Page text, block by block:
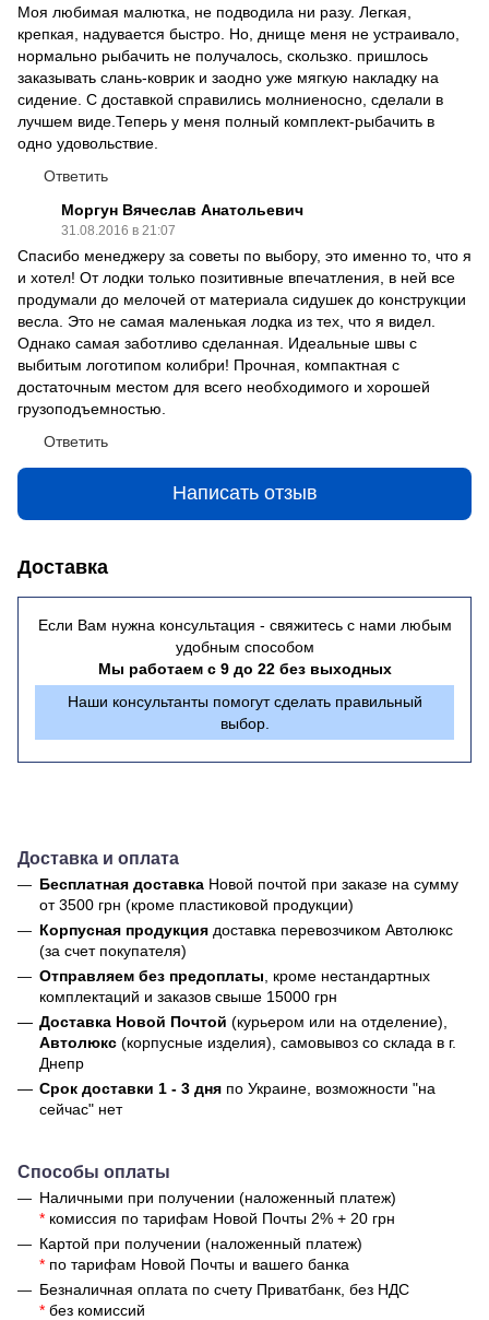
Моя любимая малютка, не подводила ни разу. Легкая,
крепкая, надувается быстро. Но, днище меня не устраивало,
нормально рыбачить не получалось, скользко. пришлось
заказывать слань-коврик и заодно уже мягкую накладку на
сидение. С доставкой справились молниеносно, сделали в
лучшем виде.Теперь у меня полный комплект-рыбачить в
одно удовольствие.
Ответить
Моргун Вячеслав Анатольевич
31.08.2016 в 21:07
Спасибо менеджеру за советы по выбору, это именно то, что я
и хотел! От лодки только позитивные впечатления, в ней все
продумали до мелочей от материала сидушек до конструкции
весла. Это не самая маленькая лодка из тех, что я видел.
Однако самая заботливо сделанная. Идеальные швы с
выбитым логотипом колибри! Прочная, компактная с
достаточным местом для всего необходимого и хорошей
грузоподъемностью.
Ответить
Написать отзыв
Доставка
Если Вам нужна консультация - свяжитесь с нами любым
удобным способом
Мы работаем с 9 до 22 без выходных
Наши консультанты помогут сделать правильный
выбор.
Доставка и оплата
Бесплатная доставка Новой почтой при заказе на сумму
от 3500 грн (кроме пластиковой продукции)
Корпусная продукция доставка перевозчиком Автолюкс
(за счет покупателя)
Отправляем без предоплаты , кроме нестандартных
комплектаций и заказов свыше 15000 грн
Доставка Новой Почтой (курьером или на отделение),
Автолюкс (корпусные изделия), самовывоз со склада в г.
Днепр
Срок доставки 1 - 3 дня по Украине, возможности "на
сейчас" нет
Способы оплаты
Наличными при получении (наложенный платеж)
* комиссия по тарифам Новой Почты 2% + 20 грн
Картой при получении (наложенный платеж)
* по тарифам Новой Почты и вашего банка
Безналичная оплата по счету Приватбанк, без НДС
* без комиссий